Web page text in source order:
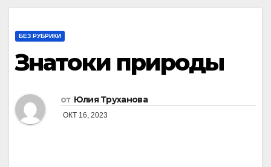
БЕЗ РУБРИКИ
Знатоки природы
от Юлия Труханова
ОКТ 16, 2023